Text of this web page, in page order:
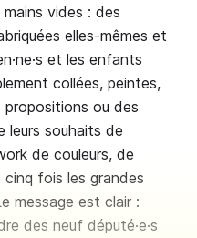
vides : des
elles-mêmes et
et les enfants
collées, peintes,
ou des
leurs souhaits de
de couleurs, de
fois les grandes
message est clair :
des neuf député·e·s